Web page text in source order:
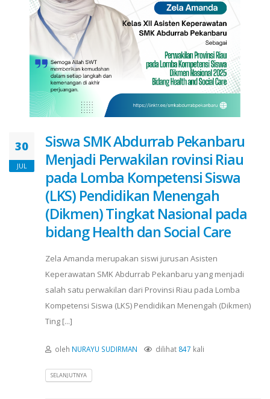
30
JUL
Siswa SMK Abdurrab Pekanbaru
Menjadi Perwakilan rovinsi Riau
pada Lomba Kompetensi Siswa
(LKS) Pendidikan Menengah
(Dikmen) Tingkat Nasional pada
bidang Health dan Social Care
Zela Amanda merupakan siswi jurusan Asisten
Keperawatan SMK Abdurrab Pekanbaru yang menjadi
salah satu perwakilan dari Provinsi Riau pada Lomba
Kompetensi Siswa (LKS) Pendidikan Menengah (Dikmen)
Ting [...]
oleh NURAYU SUDIRMAN dilihat 847 kali
SELANJUTNYA